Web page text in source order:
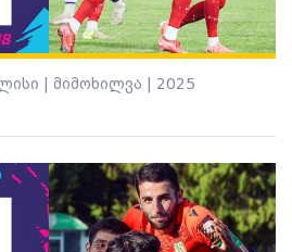
| მიმოხილვა | 2025